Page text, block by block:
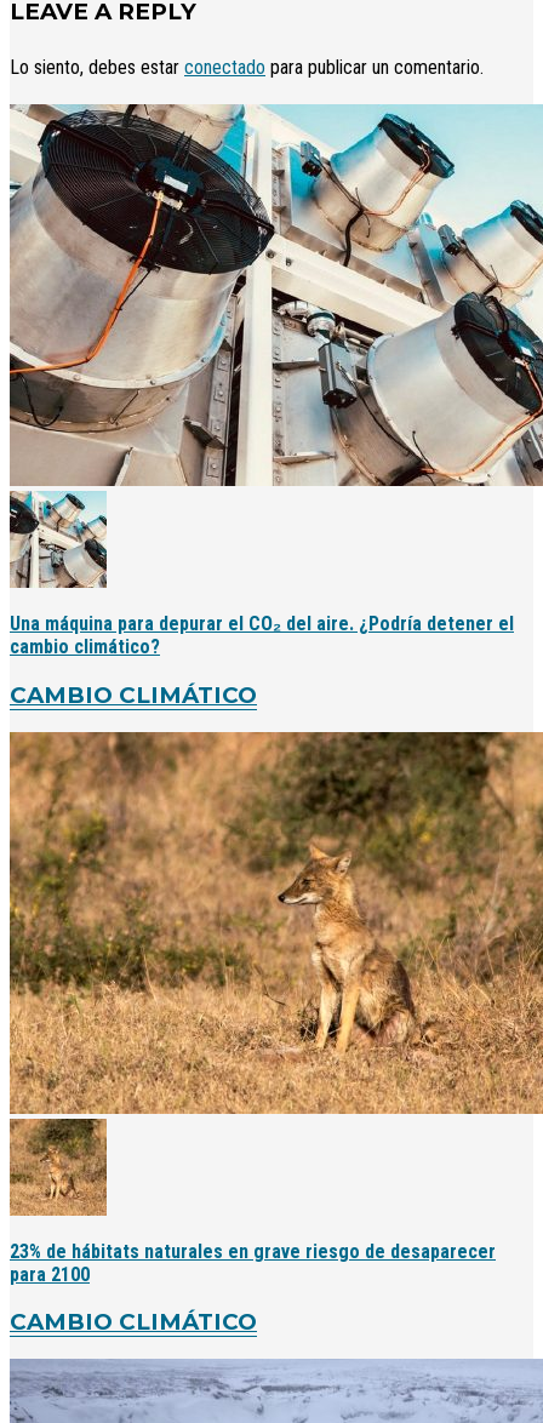
LEAVE A REPLY
Lo siento, debes estar conectado para publicar un comentario.
Una máquina para depurar el CO₂ del aire. ¿Podría detener el
cambio climático?
CAMBIO CLIMÁTICO
23% de hábitats naturales en grave riesgo de desaparecer
para 2100
CAMBIO CLIMÁTICO